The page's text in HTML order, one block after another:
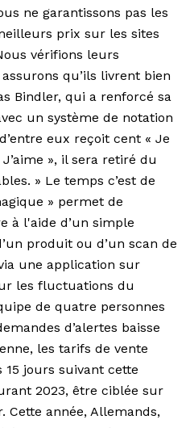
ne garantissons pas les
prix sur les sites
vérifions leurs
qu’ils livrent bien
Bindler, qui a renforcé sa
un système de notation
eux reçoit cent « Je
», il sera retiré du
» Le temps c’est de
» permet de
à l'aide d’un simple
produit ou d’un scan de
une application sur
les fluctuations du
de quatre personnes
d’alertes baisse
les tarifs de vente
15 jours suivant cette
2023, être ciblée sur
année, Allemands,